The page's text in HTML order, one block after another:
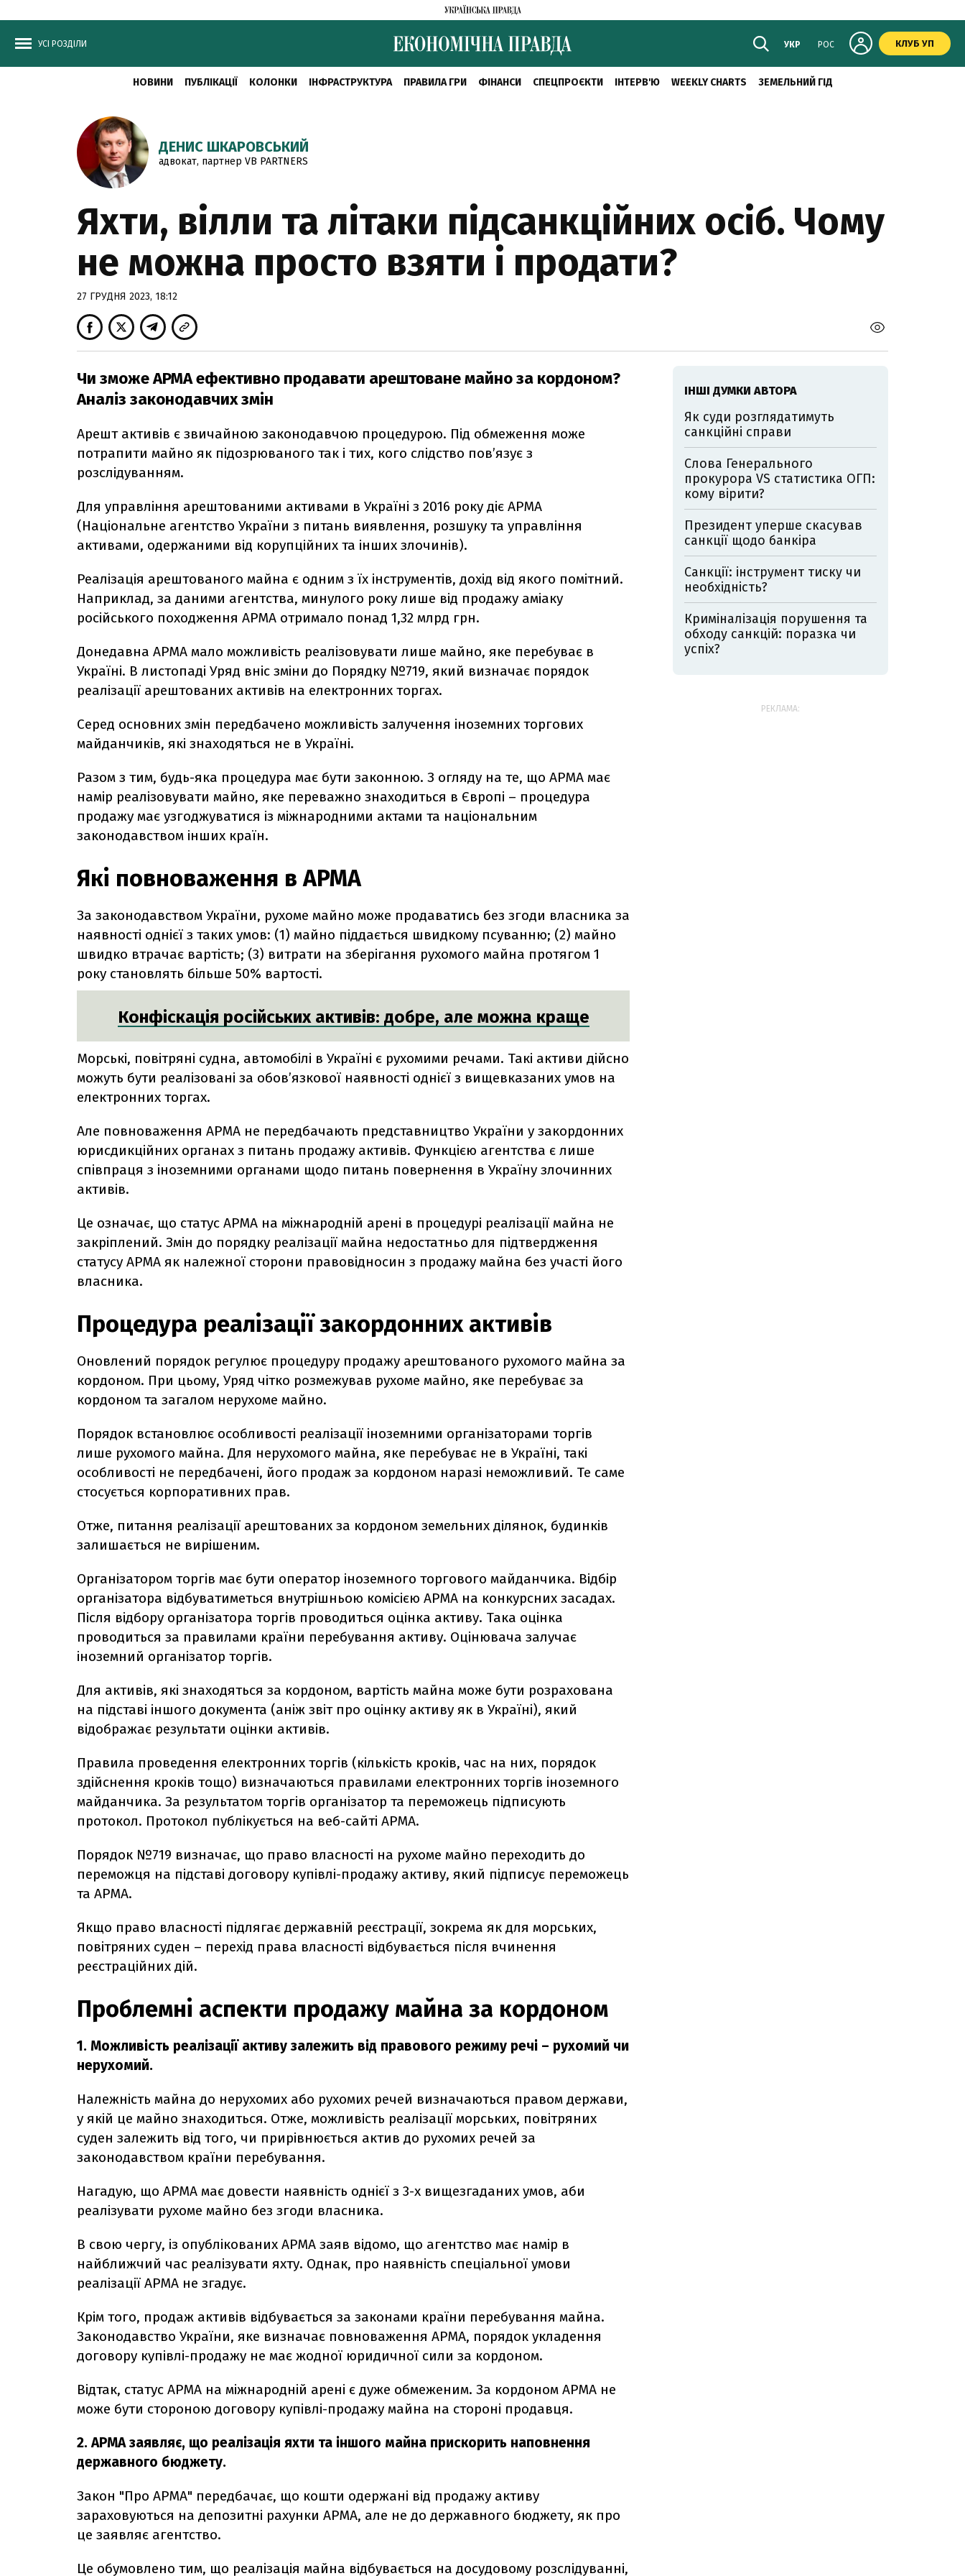
УСІ РОЗДІЛИ УКР РОС КЛУБ УП
НОВИНИ ПУБЛІКАЦІЇ КОЛОНКИ ІНФРАСТРУКТУРА ПРАВИЛА ГРИ ФІНАНСИ СПЕЦПРОЄКТИ ІНТЕРВ'Ю WEEKLY CHARTS ЗЕМЕЛЬНИЙ ГІД
ДЕНИС ШКАРОВСЬКИЙ
адвокат, партнер VB PARTNERS
Яхти, вілли та літаки підсанкційних осіб. Чому
не можна просто взяти і продати?
27 ГРУДНЯ 2023, 18:12
Чи зможе АРМА ефективно продавати арештоване майно за кордоном?
Аналіз законодавчих змін
Арешт активів є звичайною законодавчою процедурою. Під обмеження може
потрапити майно як підозрюваного так і тих, кого слідство пов’язує з
розслідуванням.
Для управління арештованими активами в Україні з 2016 року діє АРМА
(Національне агентство України з питань виявлення, розшуку та управління
активами, одержаними від корупційних та інших злочинів).
Реалізація арештованого майна є одним з їх інструментів, дохід від якого помітний.
Наприклад, за даними агентства, минулого року лише від продажу аміаку
російського походження АРМА отримало понад 1,32 млрд грн.
Донедавна АРМА мало можливість реалізовувати лише майно, яке перебуває в
Україні. В листопаді Уряд вніс зміни до Порядку №719, який визначає порядок
реалізації арештованих активів на електронних торгах.
Серед основних змін передбачено можливість залучення іноземних торгових
майданчиків, які знаходяться не в Україні.
Разом з тим, будь-яка процедура має бути законною. З огляду на те, що АРМА має
намір реалізовувати майно, яке переважно знаходиться в Європі – процедура
продажу має узгоджуватися із міжнародними актами та національним
законодавством інших країн.
Які повноваження в АРМА
За законодавством України, рухоме майно може продаватись без згоди власника за
наявності однієї з таких умов: (1) майно піддається швидкому псуванню; (2) майно
швидко втрачає вартість; (3) витрати на зберігання рухомого майна протягом 1
року становлять більше 50% вартості.
Конфіскація російських активів: добре, але можна краще
Морські, повітряні судна, автомобілі в Україні є рухомими речами. Такі активи дійсно
можуть бути реалізовані за обов’язкової наявності однієї з вищевказаних умов на
електронних торгах.
Але повноваження АРМА не передбачають представництво України у закордонних
юрисдикційних органах з питань продажу активів. Функцією агентства є лише
співпраця з іноземними органами щодо питань повернення в Україну злочинних
активів.
Це означає, що статус АРМА на міжнародній арені в процедурі реалізації майна не
закріплений. Змін до порядку реалізації майна недостатньо для підтвердження
статусу АРМА як належної сторони правовідносин з продажу майна без участі його
власника.
Процедура реалізації закордонних активів
Оновлений порядок регулює процедуру продажу арештованого рухомого майна за
кордоном. При цьому, Уряд чітко розмежував рухоме майно, яке перебуває за
кордоном та загалом нерухоме майно.
Порядок встановлює особливості реалізації іноземними організаторами торгів
лише рухомого майна. Для нерухомого майна, яке перебуває не в Україні, такі
особливості не передбачені, його продаж за кордоном наразі неможливий. Те саме
стосується корпоративних прав.
Отже, питання реалізації арештованих за кордоном земельних ділянок, будинків
залишається не вирішеним.
Організатором торгів має бути оператор іноземного торгового майданчика. Відбір
організатора відбуватиметься внутрішньою комісією АРМА на конкурсних засадах.
Після відбору організатора торгів проводиться оцінка активу. Така оцінка
проводиться за правилами країни перебування активу. Оцінювача залучає
іноземний організатор торгів.
Для активів, які знаходяться за кордоном, вартість майна може бути розрахована
на підставі іншого документа (аніж звіт про оцінку активу як в Україні), який
відображає результати оцінки активів.
Правила проведення електронних торгів (кількість кроків, час на них, порядок
здійснення кроків тощо) визначаються правилами електронних торгів іноземного
майданчика. За результатом торгів організатор та переможець підписують
протокол. Протокол публікується на веб-сайті АРМА.
Порядок №719 визначає, що право власності на рухоме майно переходить до
переможця на підставі договору купівлі-продажу активу, який підписує переможець
та АРМА.
Якщо право власності підлягає державній реєстрації, зокрема як для морських,
повітряних суден – перехід права власності відбувається після вчинення
реєстраційних дій.
Проблемні аспекти продажу майна за кордоном
1. Можливість реалізації активу залежить від правового режиму речі – рухомий чи
нерухомий.
Належність майна до нерухомих або рухомих речей визначаються правом держави,
у якій це майно знаходиться. Отже, можливість реалізації морських, повітряних
суден залежить від того, чи прирівнюється актив до рухомих речей за
законодавством країни перебування.
Нагадую, що АРМА має довести наявність однієї з 3-х вищезгаданих умов, аби
реалізувати рухоме майно без згоди власника.
В свою чергу, із опублікованих АРМА заяв відомо, що агентство має намір в
найближчий час реалізувати яхту. Однак, про наявність спеціальної умови
реалізації АРМА не згадує.
Крім того, продаж активів відбувається за законами країни перебування майна.
Законодавство України, яке визначає повноваження АРМА, порядок укладення
договору купівлі-продажу не має жодної юридичної сили за кордоном.
Відтак, статус АРМА на міжнародній арені є дуже обмеженим. За кордоном АРМА не
може бути стороною договору купівлі-продажу майна на стороні продавця.
2. АРМА заявляє, що реалізація яхти та іншого майна прискорить наповнення
державного бюджету.
Закон "Про АРМА" передбачає, що кошти одержані від продажу активу
зараховуються на депозитні рахунки АРМА, але не до державного бюджету, як про
це заявляє агентство.
Це обумовлено тим, що реалізація майна відбувається на досудовому розслідуванні,
ІНШІ ДУМКИ АВТОРА
Як суди розглядатимуть
санкційні справи
Слова Генерального
прокурора VS статистика ОГП:
кому вірити?
Президент уперше скасував
санкції щодо банкіра
Санкції: інструмент тиску чи
необхідність?
Криміналізація порушення та
обходу санкцій: поразка чи
успіх?
РЕКЛАМА: